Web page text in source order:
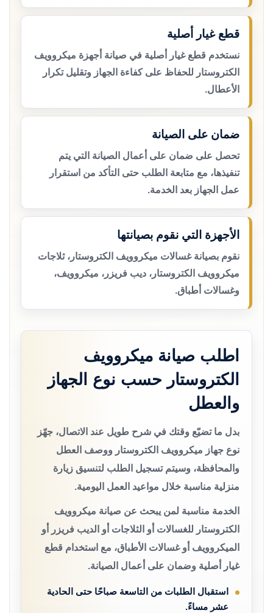
قطع غيار أصلية
نستخدم قطع غيار أصلية في صيانة أجهزة ميكروويف
الكتروستار للحفاظ على كفاءة الجهاز وتقليل تكرار
الأعطال.
ضمان على الصيانة
تحصل على ضمان على أعمال الصيانة التي يتم
تنفيذها، مع متابعة الطلب حتى التأكد من استقرار
عمل الجهاز بعد الخدمة.
الأجهزة التي نقوم بصيانتها
نقوم بصيانة غسالات ميكروويف الكتروستار، ثلاجات
ميكروويف الكتروستار، ديب فريزر، ميكروويف،
وغسالات أطباق.
اطلب صيانة ميكروويف
الكتروستار حسب نوع الجهاز
والعطل
بدل ما تضيّع وقتك في شرح طويل عند الاتصال، جهّز
نوع جهاز ميكروويف الكتروستار ووصف العطل
والمحافظة، وسيتم تسجيل الطلب لتنسيق زيارة
منزلية مناسبة خلال مواعيد العمل اليومية.
الخدمة مناسبة لمن يبحث عن صيانة ميكروويف
الكتروستار للغسالات أو الثلاجات أو الديب فريزر أو
الميكروويف أو غسالات الأطباق، مع استخدام قطع
غيار أصلية وضمان على أعمال الصيانة.
استقبال الطلبات من التاسعة صباحًا حتى الحادية
عشر مساءً.